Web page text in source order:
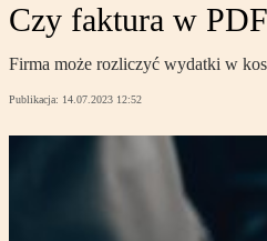
Czy faktura w
Firma może rozliczyć wydatki w
Publikacja: 14.07.2023 12:52